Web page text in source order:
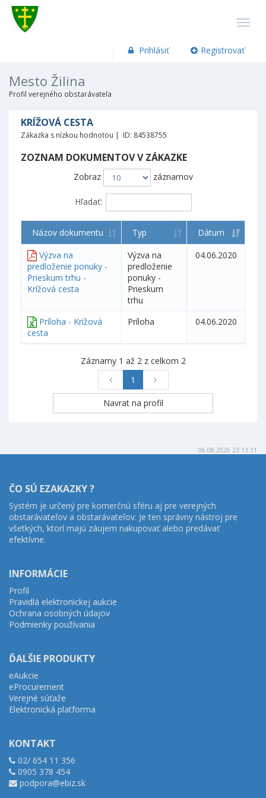
Prihlásiť Registrovať
Mesto Žilina
Profil verejného obstarávateľa
KRÍŽOVÁ CESTA
Zákazka s nízkou hodnotou | ID: 84538755
ZOZNAM DOKUMENTOV V ZÁKAZKE
Zobraz záznamov
Hľadať:
Názov dokumentu Typ
Dátum
Výzva na
predloženie ponuky -
Prieskum trhu -
Krížová cesta
Výzva na
predloženie
ponuky -
Prieskum
trhu
04.06.2020
Príloha - Krížová
cesta
Príloha 04.06.2020
Záznamy 1 až 2 z celkom 2
1
06.08.2026 23:13:31
ČO SÚ EZAKAZKY ?
Systém je určený pre komerčnú sféru aj pre verejných
obstarávateľov a obstarávateľov. Je ten správny nástroj pre
všetkých, ktorí majú záujem nakupovať alebo predávať
efektívne.
INFORMÁCIE
Profil
Pravidlá elektronickej aukcie
Ochrana osobných údajov
Podmienky používania
ĎALŠIE PRODUKTY
eAukcie
eProcurement
Verejné súťaže
Elektronická platforma
KONTAKT
02/ 654 11 356
0905 378 454
podpora@ebiz.sk